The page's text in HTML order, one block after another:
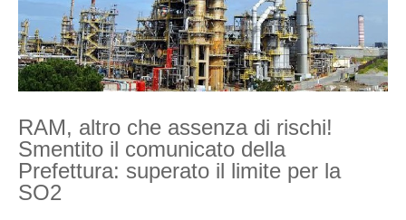
RAM, altro che assenza di rischi!
Smentito il comunicato della
Prefettura: superato il limite per la
SO2